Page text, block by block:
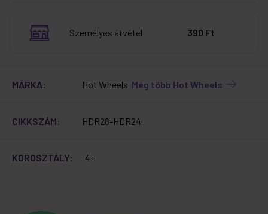
Személyes átvétel 390 Ft
MÁRKA: Hot Wheels Még több Hot Wheels
CIKKSZÁM: HDR28-HDR24
KOROSZTÁLY: 4+